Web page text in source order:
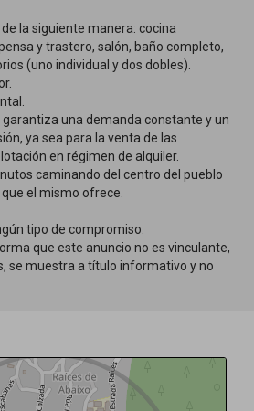
la siguiente manera: cocina
y trastero, salón, baño completo,
(uno individual y dos dobles).
una demanda constante y un
ya sea para la venta de las
en régimen de alquiler.
caminando del centro del pueblo
el mismo ofrece.
tipo de compromiso.
que este anuncio no es vinculante,
se muestra a título informativo y no